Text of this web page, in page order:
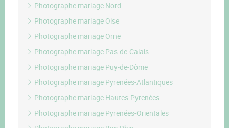
Photographe mariage Nord
Photographe mariage Oise
Photographe mariage Orne
Photographe mariage Pas-de-Calais
Photographe mariage Puy-de-Dôme
Photographe mariage Pyrenées-Atlantiques
Photographe mariage Hautes-Pyrenées
Photographe mariage Pyrenées-Orientales